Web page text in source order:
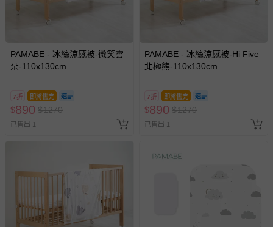
PAMABE - 冰絲涼感被-微笑雲
朵-110x130cm
7折 即將售完
$890 $1270
已售出 1
PAMABE - 冰絲涼感被-Hi Five
北極熊-110x130cm
7折 即將售完
$890 $1270
已售出 1